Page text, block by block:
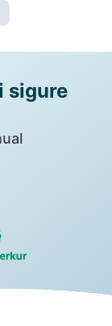
sigure